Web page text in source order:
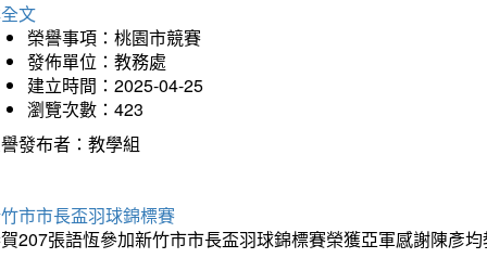
文
榮譽事項：桃園市競賽
發佈單位：教務處
建立時間：2025-04-25
瀏覽次數：423
發布者：教學組
市市長盃羽球錦標賽
207張語恆參加新竹市市長盃羽球錦標賽榮獲亞軍感謝陳彥